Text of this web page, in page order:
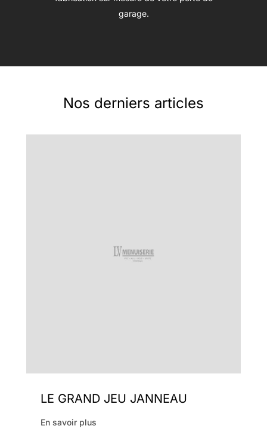
garage.
Nos derniers articles
LE GRAND JEU JANNEAU
En savoir plus